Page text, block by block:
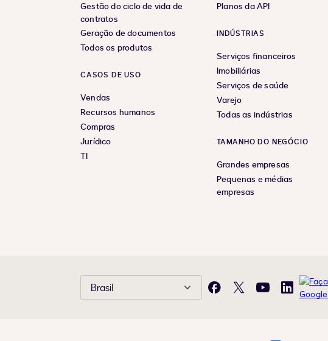
Gestão do ciclo de vida de
contratos
Geração de documentos
Todos os produtos
CASOS DE USO
Vendas
Recursos humanos
Compras
Jurídico
TI
Planos da API
INDÚSTRIAS
Serviços financeiros
Imobiliárias
Serviços de saúde
Varejo
Todas as indústrias
TAMANHO DO NEGÓCIO
Grandes empresas
Pequenas e médias
empresas
Brasil Facebook
X YouTubeLinkedIn